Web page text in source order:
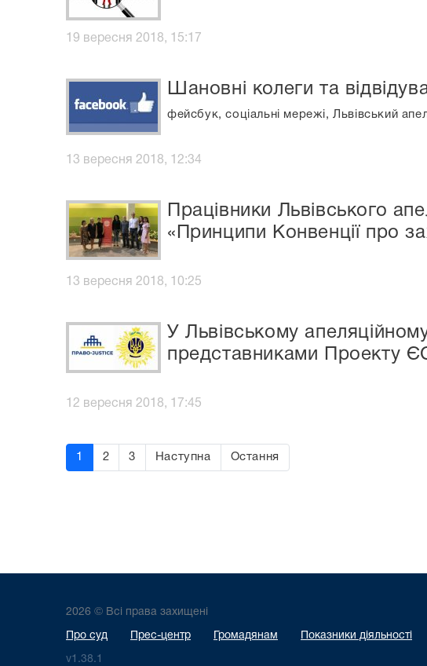
19 вересня 2018, 15:17
Шановні колеги та
фейсбук, соціальні мережі, Львівський
13 вересня 2018, 12:34
Працівники Львівського
«Принципи Конвенції про
13 вересня 2018, 10:25
У Львівському
представниками Проекту
12 вересня 2018, 17:45
1 2 3 Наступна Остання
2026 © Всі права захищені
Про суд Прес-центр Громадянам Показники діяльності
v1.38.1